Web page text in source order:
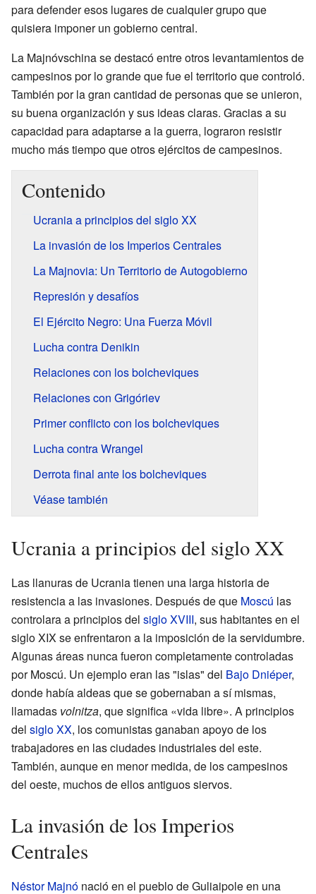
para defender esos lugares de cualquier grupo que
quisiera imponer un gobierno central.
La Majnóvschina se destacó entre otros levantamientos de
campesinos por lo grande que fue el territorio que controló.
También por la gran cantidad de personas que se unieron,
su buena organización y sus ideas claras. Gracias a su
capacidad para adaptarse a la guerra, lograron resistir
mucho más tiempo que otros ejércitos de campesinos.
Contenido
Ucrania a principios del siglo XX
La invasión de los Imperios Centrales
La Majnovia: Un Territorio de Autogobierno
Represión y desafíos
El Ejército Negro: Una Fuerza Móvil
Lucha contra Denikin
Relaciones con los bolcheviques
Relaciones con Grigóriev
Primer conflicto con los bolcheviques
Lucha contra Wrangel
Derrota final ante los bolcheviques
Véase también
Ucrania a principios del siglo XX
Las llanuras de Ucrania tienen una larga historia de
resistencia a las invasiones. Después de que Moscú las
controlara a principios del siglo XVIII, sus habitantes en el
siglo XIX se enfrentaron a la imposición de la servidumbre.
Algunas áreas nunca fueron completamente controladas
por Moscú. Un ejemplo eran las "islas" del Bajo Dniéper,
donde había aldeas que se gobernaban a sí mismas,
llamadas volnitza, que significa «vida libre». A principios
del siglo XX, los comunistas ganaban apoyo de los
trabajadores en las ciudades industriales del este.
También, aunque en menor medida, de los campesinos
del oeste, muchos de ellos antiguos siervos.
La invasión de los Imperios
Centrales
Néstor Majnó nació en el pueblo de Guliaipole en una